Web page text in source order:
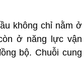
không chỉ nằm ở
ở năng lực vận
bộ. Chuỗi cung